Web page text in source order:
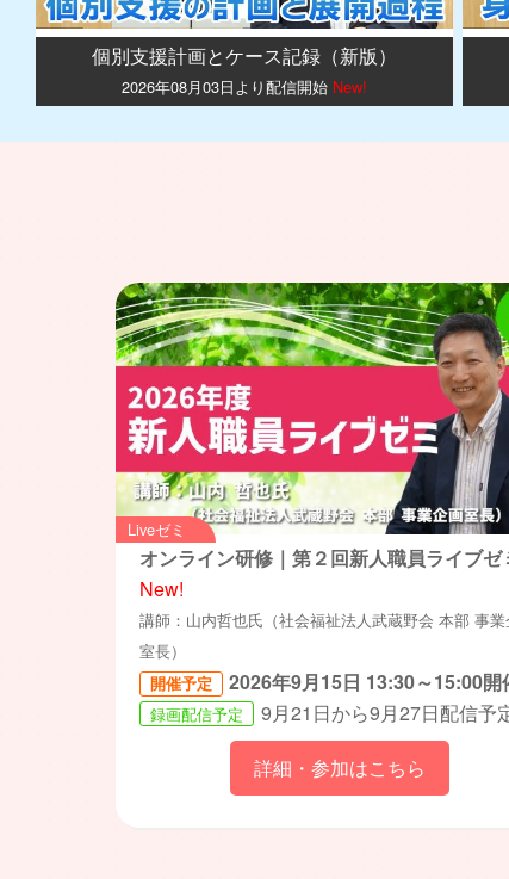
個別支援計画とケース記録（新版）
2026年08月03日より配信開始 New!
Liveゼミ
オンライン研修｜第２回新人職員ライブゼ
New!
講師：山内哲也氏（社会福祉法人武蔵野会 本部 事
室長）
開催予定 2026年9月15日 13:30～15:00開
録画配信予定
9月21日から9月27日配信予
詳細・参加はこちら